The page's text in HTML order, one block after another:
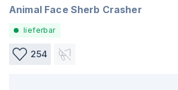
Animal Face Sherb Crasher
lieferbar
254